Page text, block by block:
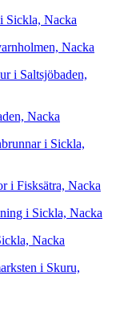
Sickla, Nacka
Nacka
i Saltsjöbaden,
Nacka
i Sickla,
i Fisksätra, Nacka
i Sickla, Nacka
Nacka
i Skuru,